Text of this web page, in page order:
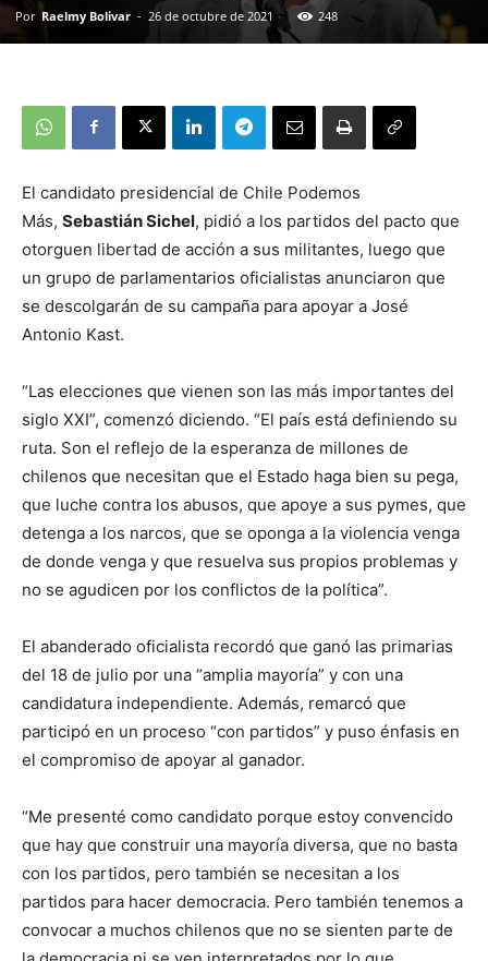
Por Raelmy Bolivar - 26 de octubre de 2021 248
El candidato presidencial de Chile Podemos
Más, Sebastián Sichel, pidió a los partidos del pacto que
otorguen libertad de acción a sus militantes, luego que
un grupo de parlamentarios oficialistas anunciaron que
se descolgarán de su campaña para apoyar a José
Antonio Kast.
“Las elecciones que vienen son las más importantes del
siglo XXI”, comenzó diciendo. “El país está definiendo su
ruta. Son el reflejo de la esperanza de millones de
chilenos que necesitan que el Estado haga bien su pega,
que luche contra los abusos, que apoye a sus pymes, que
detenga a los narcos, que se oponga a la violencia venga
de donde venga y que resuelva sus propios problemas y
no se agudicen por los conflictos de la política”.
El abanderado oficialista recordó que ganó las primarias
del 18 de julio por una “amplia mayoría” y con una
candidatura independiente. Además, remarcó que
participó en un proceso “con partidos” y puso énfasis en
el compromiso de apoyar al ganador.
“Me presenté como candidato porque estoy convencido
que hay que construir una mayoría diversa, que no basta
con los partidos, pero también se necesitan a los
partidos para hacer democracia. Pero también tenemos a
convocar a muchos chilenos que no se sienten parte de